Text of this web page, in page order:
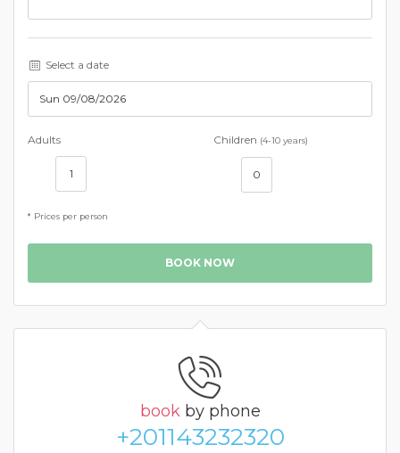
Select a date
Adults Children (4-10 years)
* Prices per person
BOOK NOW
bookby phone
+201143232320